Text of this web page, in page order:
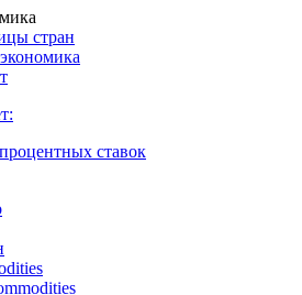
индекс
создания своего индекса
стран
ставок